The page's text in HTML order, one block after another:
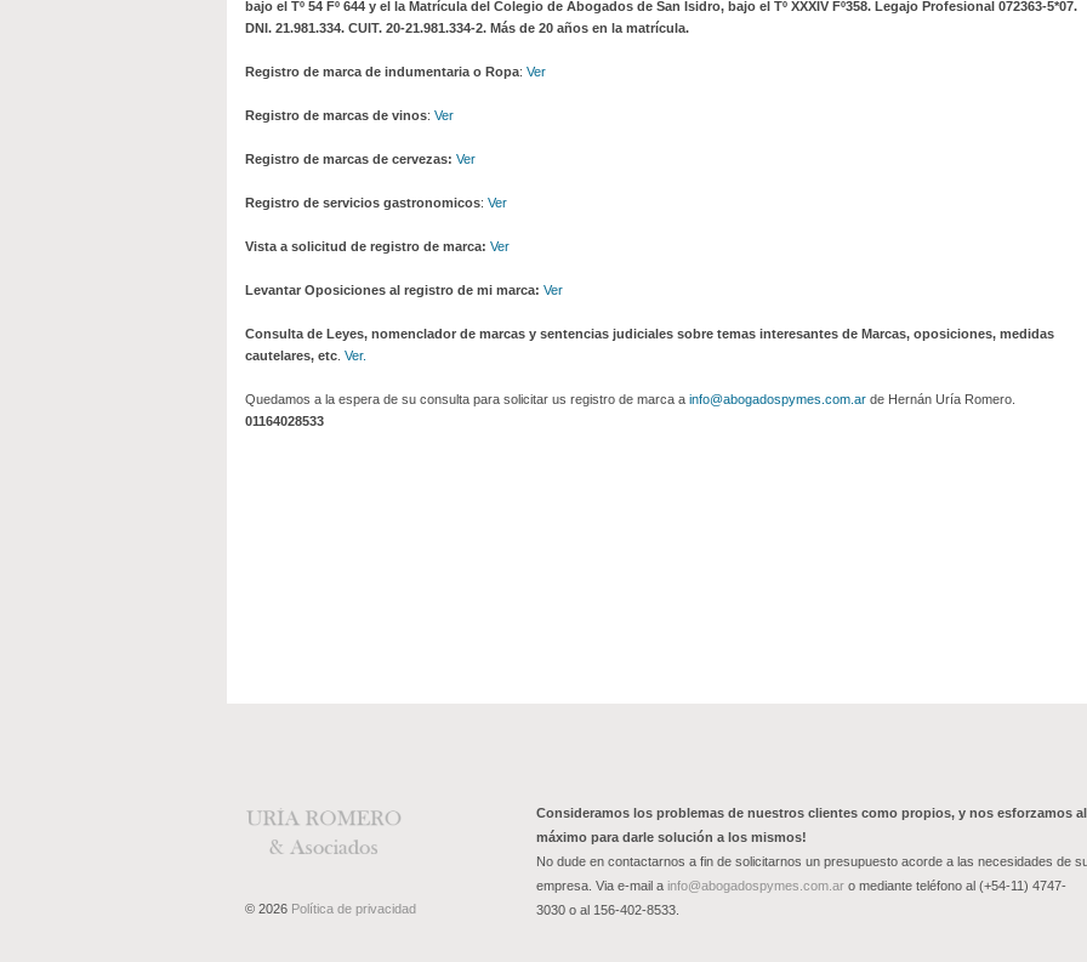
bajo el Tº 54 Fº 644 y el la Matrícula del Colegio de Abogados de San Isidro, bajo el Tº XXXIV Fº358. Legajo Profesional 072363-5*07.
DNI. 21.981.334. CUIT. 20-21.981.334-2. Más de 20 años en la matrícula.
Registro de marca de indumentaria o Ropa: Ver
Registro de marcas de vinos: Ver
Registro de marcas de cervezas: Ver
Registro de servicios gastronomicos: Ver
Vista a solicitud de registro de marca: Ver
Levantar Oposiciones al registro de mi marca: Ver
Consulta de Leyes, nomenclador de marcas y sentencias judiciales sobre temas interesantes de Marcas, oposiciones, medidas
cautelares, etc Ver.
Quedamos a la espera de su consulta para solicitar us registro de marca a info@abogadospymes.com.ar de Hernán Uría Romero.
01164028533
Consideramos los problemas de nuestros clientes como propios, y nos esforzamos al
máximo para darle solución a los mismos!
No dude en contactarnos a fin de solicitarnos un presupuesto acorde a las necesidades de
empresa. Via e-mail a info@abogadospymes.com.ar o mediante teléfono al (+54-11) 4747-
3030 o al 156-402-8533.
© 2026 Política de privacidad